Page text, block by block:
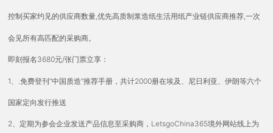
控制买家约见的供应商数量,优先高质制浆造纸生活用纸产业链供应商推荐,一次
会见所有高匹配的采购商。
即刻报名 3680元/张门票立享：
1、.免费登刊“中国质造”推荐手册，共计2000册在埃及、尼日利亚、伊朗等六个
国家定向发行推送
2、定期为参会企业发送产品信息至采购商，LetsgoChina365境外网站线上为